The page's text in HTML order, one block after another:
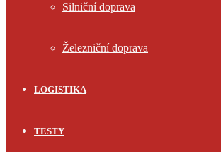
Silniční doprava
Železniční doprava
LOGISTIKA
TESTY